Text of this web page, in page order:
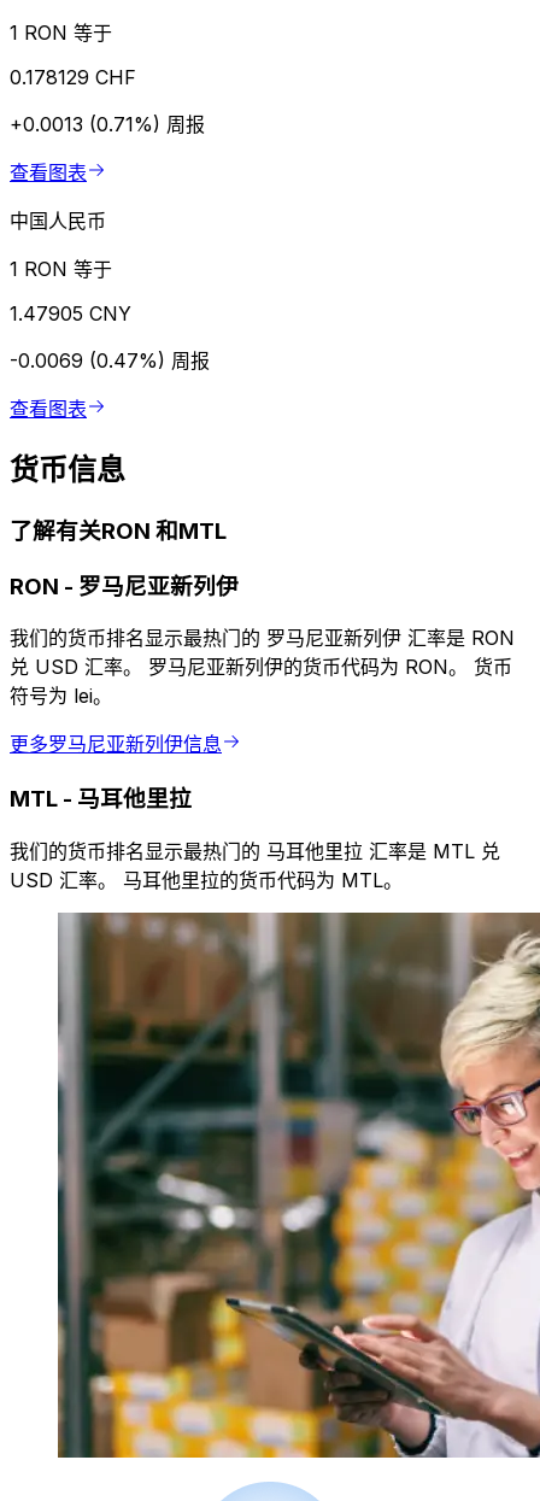
1 RON 等于
0.178129 CHF
+0.0013 (0.71%) 周报
查看图表
中国人民币
1 RON 等于
1.47905 CNY
-0.0069 (0.47%) 周报
查看图表
货币信息
了解有关RON 和MTL
RON - 罗马尼亚新列伊
我们的货币排名显示最热门的 罗马尼亚新列伊 汇率是 RON
兑 USD 汇率。 罗马尼亚新列伊的货币代码为 RON。 货币
符号为 lei。
更多罗马尼亚新列伊信息
MTL - 马耳他里拉
我们的货币排名显示最热门的 马耳他里拉 汇率是 MTL 兑
USD 汇率。 马耳他里拉的货币代码为 MTL。